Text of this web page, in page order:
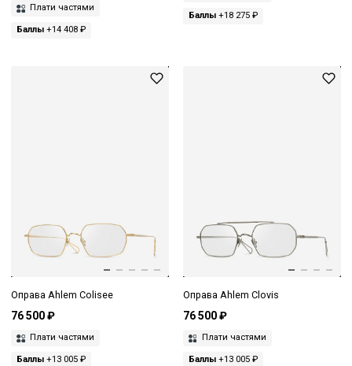
Плати частями
Баллы +14 408 ₽
Баллы+18 275 ₽
Оправа Ahlem Colisee
76 500 ₽
Плати частями
Баллы +13 005 ₽
Оправа Ahlem Clovis
76 500 ₽
Плати частями
Баллы+13 005 ₽